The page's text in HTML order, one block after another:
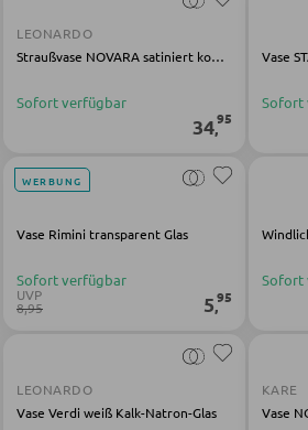
KLEIDERSCHRÄNKE
Schwebetürenschränke
Drehtürenschränke
SPIEGEL
Wandspiegel
Schmink- und
BARMÖBEL
LEONARDO
Straußvase NOVARA satiniert konisch
Sofort verfügbar
34,95
Sofort
WERBUNG
Vase Rimini transparent Glas
Sofort verfügbar
UVP
8,95 5,95
Sofort
LEONARDO
Vase Verdi weiß Kalk-Natron-Glas
KARE
Vase